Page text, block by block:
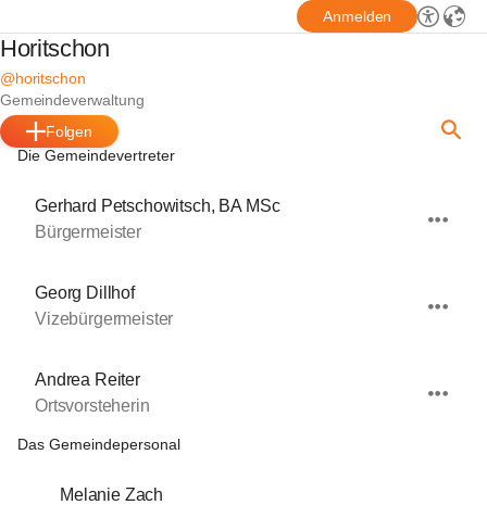
Anmelden
Horitschon
@horitschon
Gemeindeverwaltung
Folgen
Die Gemeindevertreter
Gerhard Petschowitsch, BA MSc
Bürgermeister
Georg Dillhof
Vizebürgermeister
Andrea Reiter
Ortsvorsteherin
Das Gemeindepersonal
Melanie Zach